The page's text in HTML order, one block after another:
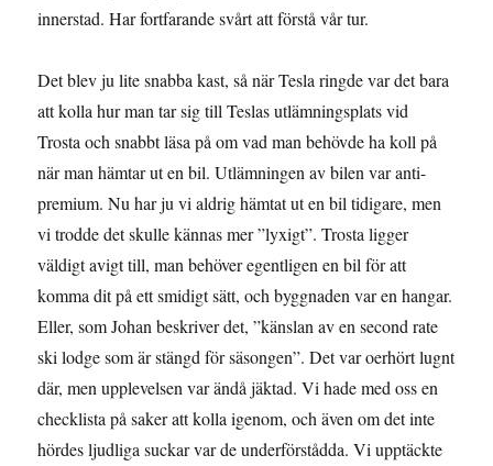
innerstad. Har fortfarande svårt att förstå vår tur.
Det blev ju lite snabba kast, så när Tesla ringde var det bara
att kolla hur man tar sig till Teslas utlämningsplats vid
Trosta och snabbt läsa på om vad man behövde ha koll på
när man hämtar ut en bil. Utlämningen av bilen var anti-
premium. Nu har ju vi aldrig hämtat ut en bil tidigare, men
vi trodde det skulle kännas mer ”lyxigt”. Trosta ligger
väldigt avigt till, man behöver egentligen en bil för att
komma dit på ett smidigt sätt, och byggnaden var en hangar.
Eller, som Johan beskriver det, ”känslan av en second rate
ski lodge som är stängd för säsongen”. Det var oerhört lugnt
där, men upplevelsen var ändå jäktad. Vi hade med oss en
checklista på saker att kolla igenom, och även om det inte
hördes ljudliga suckar var de underförstådda. Vi upptäckte